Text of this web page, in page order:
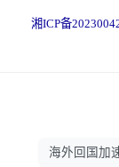
湘ICP备
海外回国加